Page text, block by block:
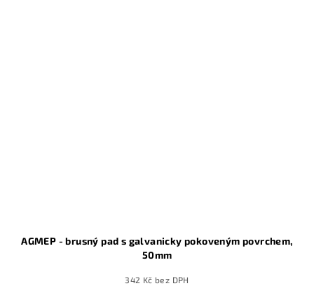
AGMEP - brusný pad s galvanicky pokoveným povrchem,
50mm
342 Kč bez DPH